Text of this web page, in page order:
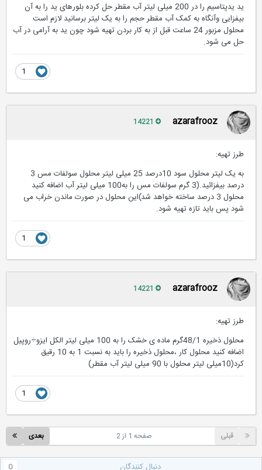
ید یدپتاسیم را در 200 میلی لیتر آب مقطر حل کرده بلورهای ید را به آن
بیفزایی وآنگاه به کمک آب مقطر حجم را به یک لیتر برسانید لازم است
محلول مزبور 24 ساعت قبل از به کار بردن تهیه شود چون ید به آرامی در آب
حل می شود.
azarafrooz
طرز تهیه:
به یک لیتر محلول سود 10درصد 25 میلی لیتر محلول سولفات مس 3
درصد بیفزائید.(3 گرم سولفات مس را به100 میلی لیتر آب اضافه کنید
محلول 3 درصد ساخته خواهد شد)این محلول در صورت ماندن خراب می
شود پس باید تازه تهیه شود.
azarafrooz
طرز تهیه:
محلول ذخیره 48/1گرم ماده ی خشک را به 100 میلی لیتر الکل ایزو÷روپیل
اضافه کنید محلول کار ،محلول ذخیره را باید به نسبت 1 به 10 رقیق
کرد(10میلی لیتر محلول با 90 میلی لیتر آب مقطر)
قبلی بعدی صفحه 1 از 2
دنبال کنندگان